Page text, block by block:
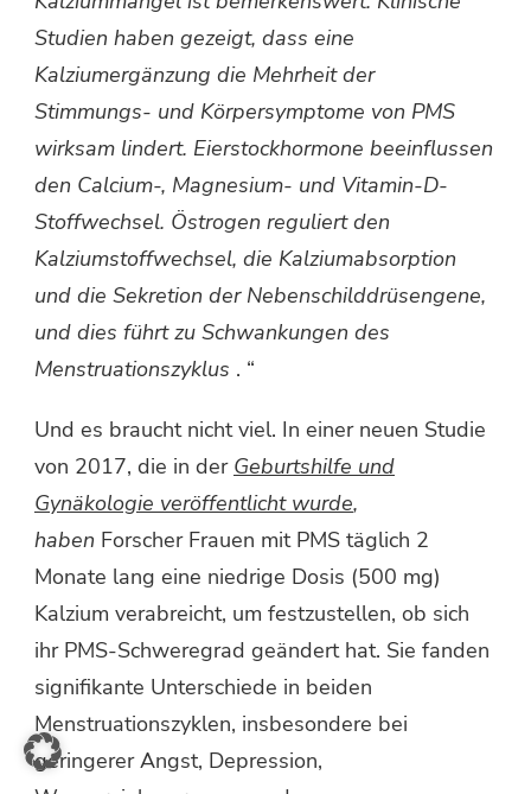
Studien haben gezeigt, dass eine
Kalziumergänzung die Mehrheit der
Stimmungs- und Körpersymptome von PMS
wirksam lindert. Eierstockhormone beeinflussen
den Calcium-, Magnesium- und Vitamin-D-
Stoffwechsel. Östrogen reguliert den
Kalziumstoffwechsel, die Kalziumabsorption
und die Sekretion der Nebenschilddrüsengene,
und dies führt zu Schwankungen des
Menstruationszyklus . “
Und es braucht nicht viel. In einer neuen Studie
von 2017, die in der Geburtshilfe und
Gynäkologie veröffentlicht wurde,
haben Forscher Frauen mit PMS täglich 2
Monate lang eine niedrige Dosis (500 mg)
Kalzium verabreicht, um festzustellen, ob sich
ihr PMS-Schweregrad geändert hat. Sie fanden
signifikante Unterschiede in beiden
Menstruationszyklen, insbesondere bei
geringerer Angst, Depression,